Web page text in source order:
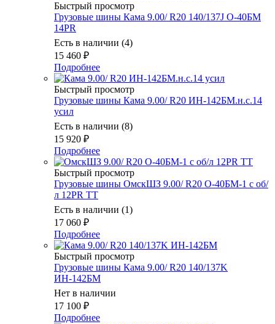
Быстрый просмотр
Грузовые шины Кама 9.00/ R20 140/137J О-40БМ
14PR
Есть в наличии (4)
15 460 ₽
Подробнее
Быстрый просмотр
Грузовые шины Кама 9.00/ R20 ИН-142БМ.н.с.14
усил
Есть в наличии (8)
15 920 ₽
Подробнее
Быстрый просмотр
Грузовые шины ОмскШЗ 9.00/ R20 О-40БМ-1 с об/
л 12PR TT
Есть в наличии (1)
17 060 ₽
Подробнее
Быстрый просмотр
Грузовые шины Кама 9.00/ R20 140/137K
ИН-142БМ
Нет в наличии
17 100 ₽
Подробнее